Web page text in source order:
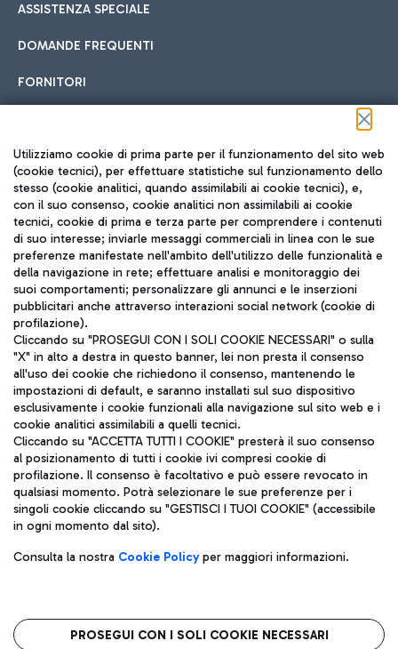
ASSISTENZA SPECIALE
DOMANDE FREQUENTI
FORNITORI
Seguici sui social
TRAVEL JOURNAL
ITA
Aeroporti di Roma S.p.A. - Società soggetta a direzione e
coordinamento di Mundys S.p.A.
Codice fiscale e Registro delle Imprese di Roma 13032990155 P.
IVA 06572251004
Capitale sociale 62.224.743,00 int. vers.
Sede legale: Via Pier Paolo Racchetti 1 - 00054 Fiumicino (RM)
telefono +39 06 65951
Privacy policy
Note legali
Roma FCO
L'aeroporto stellato
Utilizziamo cookie di prima parte per il funzionamento del sito web
(cookie tecnici), per effettuare statistiche sul funzionamento dello
stesso (cookie analitici, quando assimilabili ai cookie tecnici), e,
con il suo consenso, cookie analitici non assimilabili ai cookie
tecnici, cookie di prima e terza parte per comprendere i contenuti
di suo interesse; inviarle messaggi commerciali in linea con le sue
preferenze manifestate nell'ambito dell'utilizzo delle funzionalità e
della navigazione in rete; effettuare analisi e monitoraggio dei
suoi comportamenti; personalizzare gli annunci e le inserzioni
pubblicitari anche attraverso interazioni social network (cookie di
profilazione).
Cliccando su "PROSEGUI CON I SOLI COOKIE NECESSARI" o sulla
"X" in alto a destra in questo banner, lei non presta il consenso
all'uso dei cookie che richiedono il consenso, mantenendo le
impostazioni di default, e saranno installati sul suo dispositivo
esclusivamente i cookie funzionali alla navigazione sul sito web e i
cookie analitici assimilabili a quelli tecnici.
Cliccando su "ACCETTA TUTTI I COOKIE" presterà il suo consenso
al posizionamento di tutti i cookie ivi compresi cookie di
profilazione. Il consenso è facoltativo e può essere revocato in
qualsiasi momento. Potrà selezionare le sue preferenze per i
singoli cookie cliccando su "GESTISCI I TUOI COOKIE" (accessibile
in ogni momento dal sito).
Consulta la nostra Cookie Policyper maggiori informazioni.
PROSEGUI CON I SOLI COOKIE NECESSARI